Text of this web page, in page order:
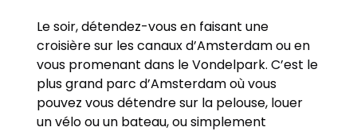
Le soir, détendez-vous en faisant une
croisière sur les canaux d’Amsterdam ou en
vous promenant dans le Vondelpark. C’est le
plus grand parc d’Amsterdam où vous
pouvez vous détendre sur la pelouse, louer
un vélo ou un bateau, ou simplement